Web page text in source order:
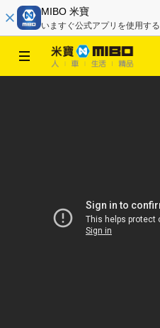
MIBO 米寶
いますぐ公式アプリを使用する